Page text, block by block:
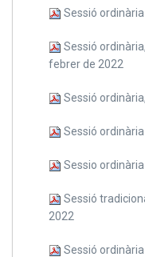
Sessió
Sessió
febrer de 2022
Sessió
Sessió
Sessio
Sessió
2022
Sessió